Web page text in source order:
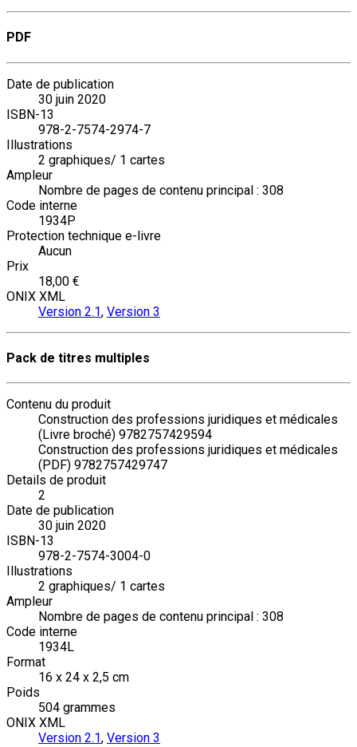
PDF
Date de publication
30 juin 2020
ISBN-13
978-2-7574-2974-7
Illustrations
2 graphiques/ 1 cartes
Ampleur
Nombre de pages de contenu principal : 308
Code interne
1934P
Protection technique e-livre
Aucun
Prix
18,00 €
ONIX XML
Version 2.1, Version 3
Pack de titres multiples
Contenu du produit
Construction des professions juridiques et médicales
(Livre broché) 9782757429594
Construction des professions juridiques et médicales
(PDF) 9782757429747
Details de produit
2
Date de publication
30 juin 2020
ISBN-13
978-2-7574-3004-0
Illustrations
2 graphiques/ 1 cartes
Ampleur
Nombre de pages de contenu principal : 308
Code interne
1934L
Format
16 x 24 x 2,5 cm
Poids
504 grammes
ONIX XML
Version 2.1, Version 3